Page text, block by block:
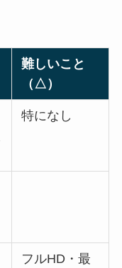
難しいこと
（△）
特になし
フルHD・最